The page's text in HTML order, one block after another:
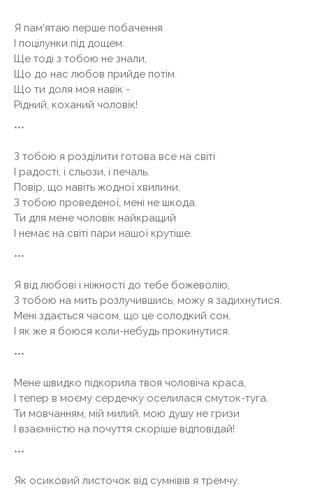
Я пам'ятаю перше побачення
І поцілунки під дощем.
Ще тоді з тобою не знали,
Що до нас любов прийде потім.
Що ти доля моя навік -
Рідний, коханий чоловік!
***
З тобою я розділити готова все на світі
І радості, і сльози, і печаль.
Повір, що навіть жодної хвилини,
З тобою проведеної, мені не шкода.
Ти для мене чоловік найкращий
І немає на світі пари нашої крутіше.
***
Я від любові і ніжності до тебе божеволію,
З тобою на мить розлучившись, можу я задихнутися.
Мені здається часом, що це солодкий сон,
І як же я боюся коли-небудь прокинутися.
***
Мене швидко підкорила твоя чоловіча краса,
І тепер в моєму сердечку оселилася смуток-туга.
Ти мовчанням, мій милий, мою душу не гризи
І взаємністю на почуття скоріше відповідай!
***
Як осиковий листочок від сумнівів я тремчу.